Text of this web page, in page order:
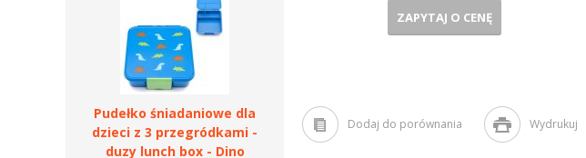
ZAPYTAJ O CENĘ
Dodaj do porównania Wydrukuj
Pudełko śniadaniowe dla
dzieci z 3 przegródkami -
duzy lunch box - Dino